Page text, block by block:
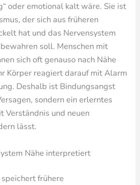
oder emotional kalt wäre. Sie ist
der sich aus früheren
hat und das Nervensystem
soll. Menschen mit
sich oft genauso nach Nähe
Körper reagiert darauf mit Alarm
Deshalb ist Bindungsangst
sondern ein erlerntes
Verständnis und neuen
lässt.
Nähe interpretiert
frühere